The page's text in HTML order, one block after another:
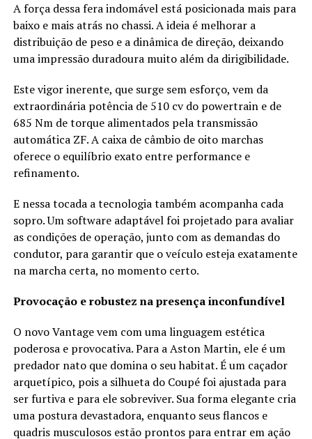
A força dessa fera indomável está posicionada mais para
baixo e mais atrás no chassi. A ideia é melhorar a
distribuição de peso e a dinâmica de direção, deixando
uma impressão duradoura muito além da dirigibilidade.
Este vigor inerente, que surge sem esforço, vem da
extraordinária potência de 510 cv do powertrain e de
685 Nm de torque alimentados pela transmissão
automática ZF. A caixa de câmbio de oito marchas
oferece o equilíbrio exato entre performance e
refinamento.
E nessa tocada a tecnologia também acompanha cada
sopro. Um software adaptável foi projetado para avaliar
as condições de operação, junto com as demandas do
condutor, para garantir que o veículo esteja exatamente
na marcha certa, no momento certo.
Provocação e robustez na presença inconfundível
O novo Vantage vem com uma linguagem estética
poderosa e provocativa. Para a Aston Martin, ele é um
predador nato que domina o seu habitat. É um caçador
arquetípico, pois a silhueta do Coupé foi ajustada para
ser furtiva e para ele sobreviver. Sua forma elegante cria
uma postura devastadora, enquanto seus flancos e
quadris musculosos estão prontos para entrar em ação